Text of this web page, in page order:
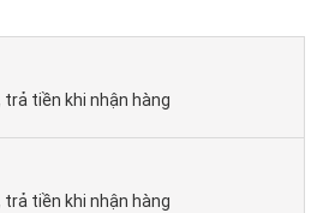
trả tiền khi nhận hàng
trả tiền khi nhận hàng